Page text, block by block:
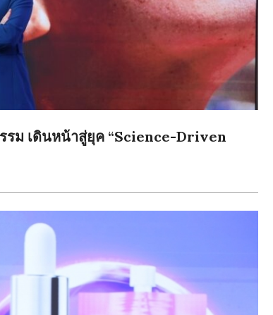
รม เดินหน้าสู่ยุค “Science-Driven